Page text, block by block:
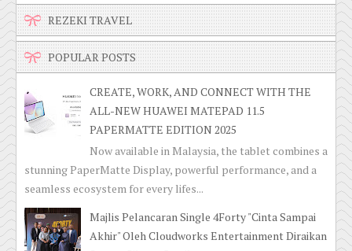
REZEKI TRAVEL
POPULAR POSTS
CREATE, WORK, AND CONNECT WITH THE
ALL-NEW HUAWEI MATEPAD 11.5
PAPERMATTE EDITION 2025
Now available in Malaysia, the tablet combines a
stunning PaperMatte Display, powerful performance, and a
seamless ecosystem for every lifes...
Majlis Pelancaran Single 4Forty "Cinta Sampai
Akhir" Oleh Cloudworks Entertainment Diraikan